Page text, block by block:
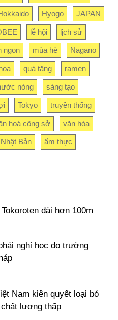
Hyogo JAPAN
lễ hội lịch sử
ngon mùa hè Nagano
quà tặng ramen
nóng sáng tạo
Tokyo truyền thống
hoá công sở văn hóa
Bản ẩm thực
dài hơn 100m
nghỉ học do trường
Nam kiên quyết loại bỏ
lượng thấp